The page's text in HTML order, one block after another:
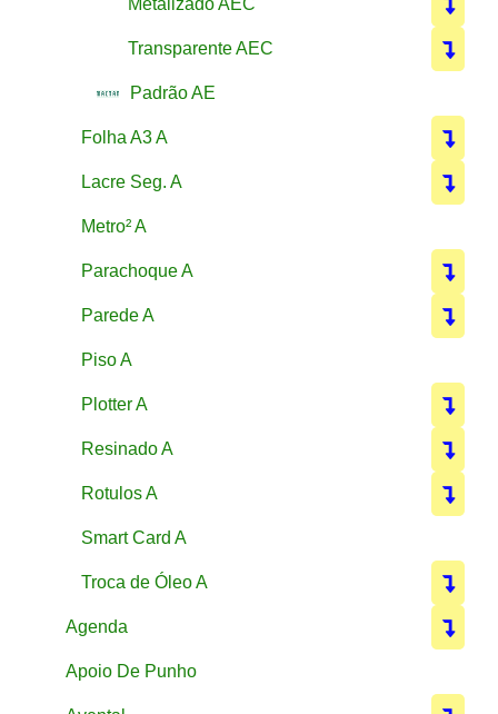
Transparente AEC
Padrão AE
Folha A3 A
Lacre Seg. A
Metro² A
Parachoque A
Parede A
Piso A
Plotter A
Resinado A
Rotulos A
Smart Card A
Troca de Óleo A
Agenda
Apoio De Punho